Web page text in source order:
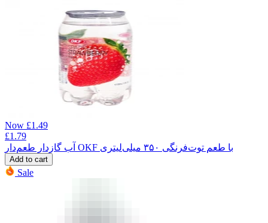
Now £1.49
£1.79
آب گازدار طعم‌دار OKF با طعم توت‌فرنگی ۳۵۰ میلی‌لیتری
Add to cart
Sale